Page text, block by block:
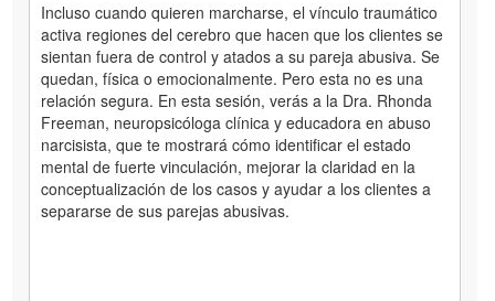
Incluso cuando quieren marcharse, el vínculo traumático
activa regiones del cerebro que hacen que los clientes se
sientan fuera de control y atados a su pareja abusiva. Se
quedan, física o emocionalmente. Pero esta no es una
relación segura. En esta sesión, verás a la Dra. Rhonda
Freeman, neuropsicóloga clínica y educadora en abuso
narcisista, que te mostrará cómo identificar el estado
mental de fuerte vinculación, mejorar la claridad en la
conceptualización de los casos y ayudar a los clientes a
separarse de sus parejas abusivas.